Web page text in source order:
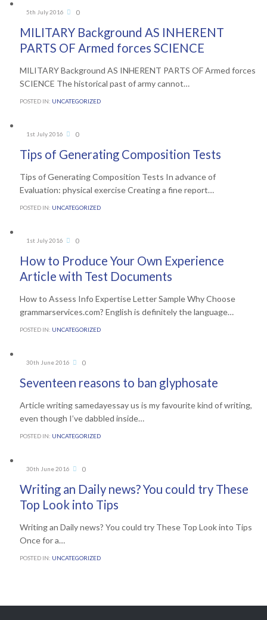
5th July 2016  0Comments
MILITARY Background AS INHERENT
PARTS OF Armed forces SCIENCE
MILITARY Background AS INHERENT PARTS OF Armed forces
SCIENCE The historical past of army cannot…
POSTED IN: UNCATEGORIZED
1st July 2016  0Comments
Tips of Generating Composition Tests
Tips of Generating Composition Tests In advance of
Evaluation: physical exercise Creating a fine report…
POSTED IN: UNCATEGORIZED
1st July 2016  0Comments
How to Produce Your Own Experience
Article with Test Documents
How to Assess Info Expertise Letter Sample Why Choose
grammarservices.com? English is definitely the language…
POSTED IN: UNCATEGORIZED
30th June 2016  0Comments
Seventeen reasons to ban glyphosate
Article writing samedayessay us is my favourite kind of writing,
even though I’ve dabbled inside…
POSTED IN: UNCATEGORIZED
30th June 2016  0Comments
Writing an Daily news? You could try These
Top Look into Tips
Writing an Daily news? You could try These Top Look into Tips
Once for a…
POSTED IN: UNCATEGORIZED